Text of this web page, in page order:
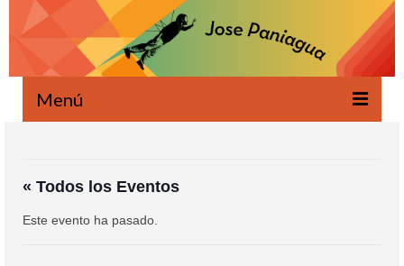
Menú
Novedades
Escrito
« Todos los Eventos
Este evento ha pasado.